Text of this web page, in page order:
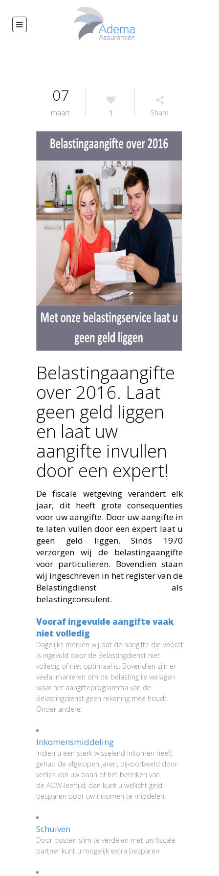
07
maart 1 Share
Belastingaangifte
over 2016. Laat
geen geld liggen
en laat uw
aangifte invullen
door een expert!
De fiscale wetgeving verandert elk
jaar, dit heeft grote consequenties
voor uw aangifte. Door uw aangifte in
te laten vullen door een expert laat u
geen geld liggen. Sinds 1970
verzorgen wij de belastingaangifte
voor particulieren. Bovendien staan
wij ingeschreven in het register van de
Belastingdienst als
belastingconsulent.
Vooraf ingevulde aangifte vaak
niet volledig
Dagelijks merken wij dat de aangifte die vooraf
is ingevuld door de Belastingdienst niet
volledig of niet optimaal is. Bovendien zijn er
veelal manieren om de belasting te verlagen
waar het aangifteprogramma van de
Belastingdienst geen rekening mee houdt.
Onder andere:
Inkomensmiddeling
Indien u een sterk wisselend inkomen heeft
gehad de afgelopen jaren, bijvoorbeeld door
verlies van uw baan of het bereiken van
de AOW-leeftijd, dan kunt u wellicht geld
besparen door uw inkomen te middelen.
Schuiven
Door posten slim te verdelen met uw fiscale
partner kunt u mogelijk extra besparen